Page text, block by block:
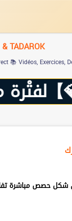
TADAROK
📚 Vidéos, Exercices,
شكل حصص مباشرة